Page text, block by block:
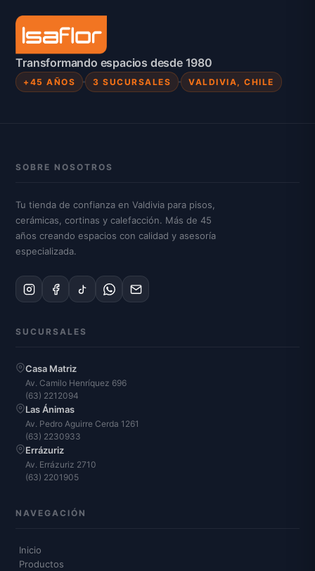
Transformando espacios desde 1980
+45 AÑOS 3 SUCURSALES VALDIVIA, CHILE
SOBRE NOSOTROS
Tu tienda de confianza en Valdivia para pisos,
cerámicas, cortinas y calefacción. Más de 45
años creando espacios con calidad y asesoría
especializada.
SUCURSALES
Casa Matriz
Av. Camilo Henríquez 696
(63) 2212094
Las Ánimas
Av. Pedro Aguirre Cerda 1261
(63) 2230933
Errázuriz
Av. Errázuriz 2710
(63) 2201905
NAVEGACIÓN
Inicio
Productos